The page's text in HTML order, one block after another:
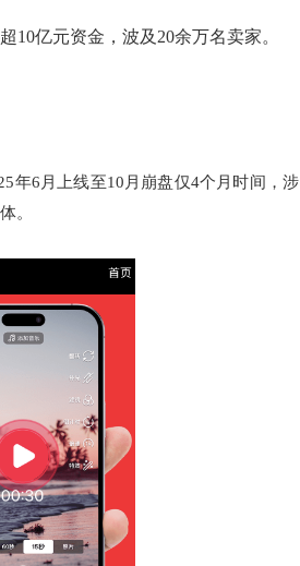
亿元资金，波及20余万名卖家。
年6月上线至10月崩盘仅4个月时间，涉
。